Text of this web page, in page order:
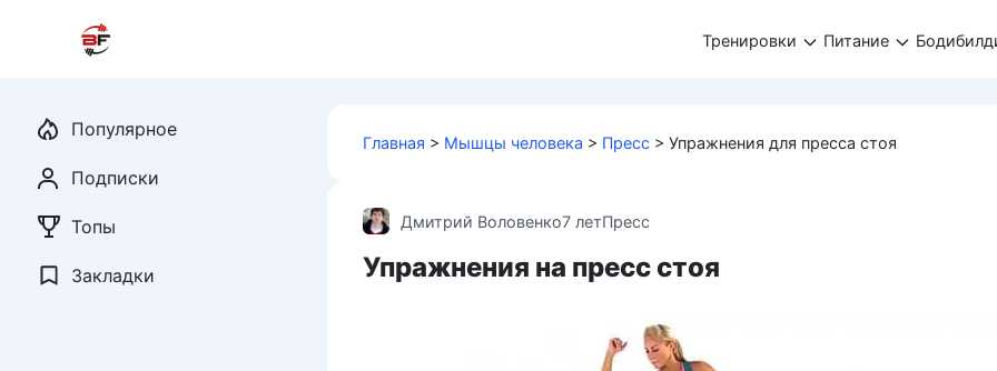
Тренировки Питание
Главная > Мышцы человека > Пресс > Упражнения для пресса стоя
Дмитрий Воловенко7 летПресс
Упражнения на пресс стоя
Популярное
Подписки
Топы
Закладки